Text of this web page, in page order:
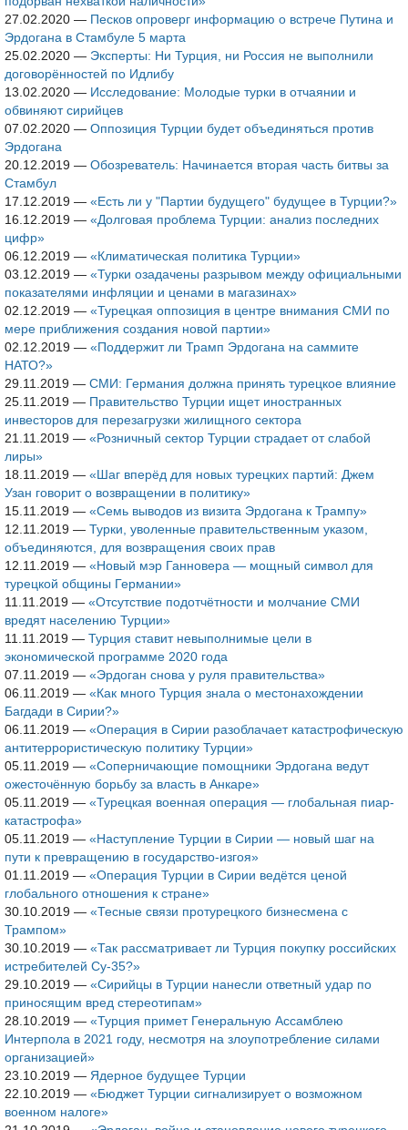
27.02.2020 — Песков опроверг информацию о встрече Путина и
Эрдогана в Стамбуле 5 марта
25.02.2020 — Эксперты: Ни Турция, ни Россия не выполнили
договорённостей по Идлибу
13.02.2020 — Исследование: Молодые турки в отчаянии и
обвиняют сирийцев
07.02.2020 — Оппозиция Турции будет объединяться против
Эрдогана
20.12.2019 — Обозреватель: Начинается вторая часть битвы за
Стамбул
17.12.2019 — «Есть ли у "Партии будущего" будущее в Турции?»
16.12.2019 — «Долговая проблема Турции: анализ последних
цифр»
06.12.2019 — «Климатическая политика Турции»
03.12.2019 — «Турки озадачены разрывом между официальными
показателями инфляции и ценами в магазинах»
02.12.2019 — «Турецкая оппозиция в центре внимания СМИ по
мере приближения создания новой партии»
02.12.2019 — «Поддержит ли Трамп Эрдогана на саммите
НАТО?»
29.11.2019 — СМИ: Германия должна принять турецкое влияние
25.11.2019 — Правительство Турции ищет иностранных
инвесторов для перезагрузки жилищного сектора
21.11.2019 — «Розничный сектор Турции страдает от слабой
лиры»
18.11.2019 — «Шаг вперёд для новых турецких партий: Джем
Узан говорит о возвращении в политику»
15.11.2019 — «Семь выводов из визита Эрдогана к Трампу»
12.11.2019 — Турки, уволенные правительственным указом,
объединяются, для возвращения своих прав
12.11.2019 — «Новый мэр Ганновера — мощный символ для
турецкой общины Германии»
11.11.2019 — «Отсутствие подотчётности и молчание СМИ
вредят населению Турции»
11.11.2019 — Турция ставит невыполнимые цели в
экономической программе 2020 года
07.11.2019 — «Эрдоган снова у руля правительства»
06.11.2019 — «Как много Турция знала о местонахождении
Багдади в Сирии?»
06.11.2019 — «Операция в Сирии разоблачает катастрофическую
антитеррористическую политику Турции»
05.11.2019 — «Соперничающие помощники Эрдогана ведут
ожесточённую борьбу за власть в Анкаре»
05.11.2019 — «Турецкая военная операция — глобальная пиар-
катастрофа»
05.11.2019 — «Наступление Турции в Сирии — новый шаг на
пути к превращению в государство-изгоя»
01.11.2019 — «Операция Турции в Сирии ведётся ценой
глобального отношения к стране»
30.10.2019 — «Тесные связи протурецкого бизнесмена с
Трампом»
30.10.2019 — «Так рассматривает ли Турция покупку российских
истребителей Су-35?»
29.10.2019 — «Сирийцы в Турции нанесли ответный удар по
приносящим вред стереотипам»
28.10.2019 — «Турция примет Генеральную Ассамблею
Интерпола в 2021 году, несмотря на злоупотребление силами
организацией»
23.10.2019 — Ядерное будущее Турции
22.10.2019 — «Бюджет Турции сигнализирует о возможном
военном налоге»